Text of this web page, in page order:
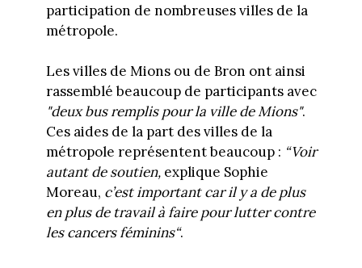
participation de nombreuses villes de la
métropole.
Les villes de Mions ou de Bron ont ainsi
rassemblé beaucoup de participants avec
"deux bus remplis pour la ville de Mions".
Ces aides de la part des villes de la
métropole représentent beaucoup : “Voir
autant de soutien, explique Sophie
Moreau, c’est important car il y a de plus
en plus de travail à faire pour lutter contre
les cancers féminins“.